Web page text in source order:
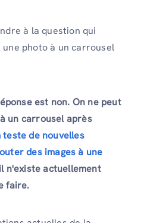
à la question qui
photo à un carrousel
est non. On ne peut
un carrousel après
teste de nouvelles
des images à une
n'existe actuellement
faire.